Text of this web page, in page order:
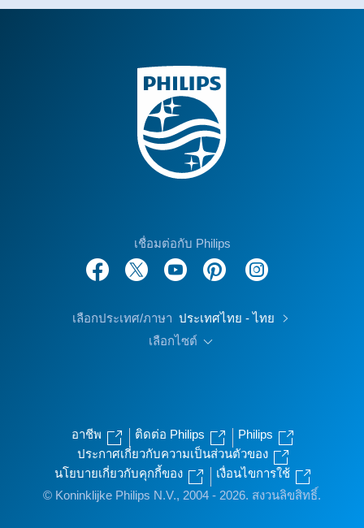
เชื่อมต่อกับ Philips
เลือกประเทศ/ภาษา ประเทศไทย - ไทย
เลือกไซต์
อาชีพ ติดต่อ Philips
Philips
ประกาศเกี่ยวกับความเป็นส่วนตัวของ
นโยบายเกี่ยวกับคุกกี้ของ
เงื่อนไขการใช้
© Koninklijke Philips N.V., 2004 - 2026. สงวนลิขสิทธิ์.